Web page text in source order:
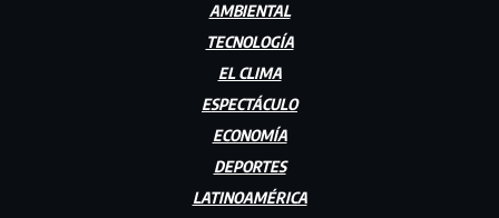
AMBIENTAL
TECNOLOGÍA
EL CLIMA
ESPECTÁCULO
ECONOMÍA
DEPORTES
LATINOAMÉRICA